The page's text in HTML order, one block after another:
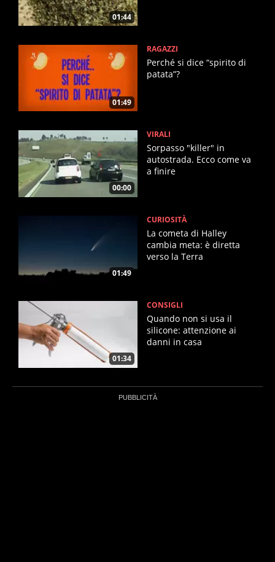
01:44
01:49
RAGAZZI
Perché si dice “spirito di
patata”?
00:00
VIRALI
Sorpasso "killer" in
autostrada. Ecco come va
a finire
01:49
CURIOSITÀ
La cometa di Halley
cambia meta: è diretta
verso la Terra
01:34
CONSIGLI
Quando non si usa il
silicone: attenzione ai
danni in casa